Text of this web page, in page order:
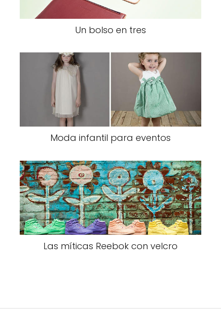
Un bolso en tres
Moda infantil para eventos
Las míticas Reebok con velcro